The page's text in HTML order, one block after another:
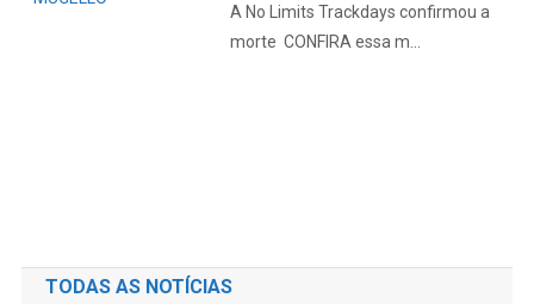
agosto 8, 2026 ariel
GUARULHOS, REPÚBLICA